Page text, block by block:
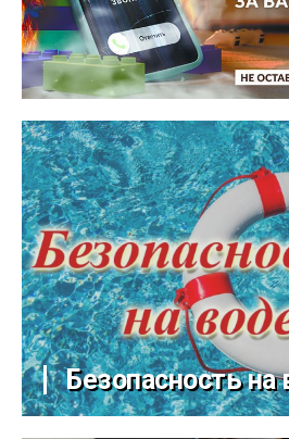
Безопасность на